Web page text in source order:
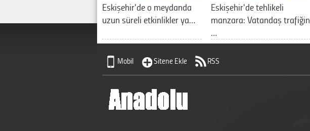
Eskişehir'de o meydanda
uzun süreli etkinlikler ya…
Eskişehir'de tehlikeli
manzara: Vatandaş trafiğin
…
Mobil Sitene Ekle RSS